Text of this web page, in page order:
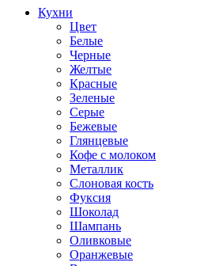
Кухни
Цвет
Белые
Черные
Желтые
Красные
Зеленые
Серые
Бежевые
Глянцевые
Кофе с молоком
Металлик
Слоновая кость
Фуксия
Шоколад
Шампань
Оливковые
Оранжевые